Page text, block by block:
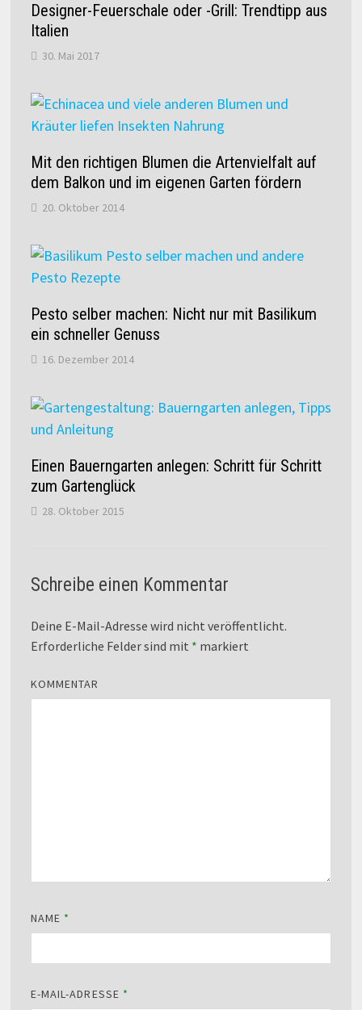
Designer-Feuerschale oder -Grill: Trendtipp aus
Italien
30. Mai 2017
Mit den richtigen Blumen die Artenvielfalt auf
dem Balkon und im eigenen Garten fördern
20. Oktober 2014
Pesto selber machen: Nicht nur mit Basilikum
ein schneller Genuss
16. Dezember 2014
Einen Bauerngarten anlegen: Schritt für Schritt
zum Gartenglück
28. Oktober 2015
Schreibe einen Kommentar
Deine E-Mail-Adresse wird nicht veröffentlicht.
Erforderliche Felder sind mit * markiert
KOMMENTAR
NAME *
E-MAIL-ADRESSE *